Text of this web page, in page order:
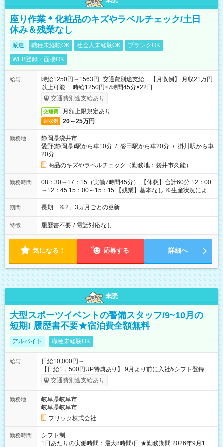
座り作業＊化粧品のキズやラベルチェック/土日
休み＆残業なし
派遣 職種未経験OK 社会人未経験OK
ブランクOK
WEB登録・面接OK
給与
時給1250円～1563円+交通費別途支給 【月収例】 月収21万円
以上可能 時給1250円×7時間45分×22日
交通費別途支給あり
交通費 月額上限規定あり
月収例 20～25万円
勤務地
静岡県袋井市
愛野(静岡県)駅から車10分 / 磐田駅から車20分 / 掛川駅から車
20分
商品のキズやラベルチェック（勤務地：袋井市久能）
勤務時間
08：30～17：15（実働7時間45分） 【休憩】合計60分 12：00
～12：45 15：00～15：15 【残業】基本なし ※生産状況によ
り、1日1時間程度発生する可能性あり
期間 長期 ※2、3ヵ月ごとの更新
特徴 履歴書不要 / 電話対応なし
気になる！ 応募する 詳細へ
未読
大型スポーツイベントの警備スタッフ/9~10月の
短期! 履歴書不要★宿泊費全額無料
アルバイト 職種未経験OK
給与
日給10,000円～
【日給1，500円UP特典あり】 9月より前に入社&シフト登録す
ると 期間中(9/16~10/23) の日給がUP! 日給1万1500円でしっか
り稼げます♪ 【試用期間】試用期間なし
交通費別途支給あり
勤務地
岐阜県岐阜市
岐阜県岐阜市
フリック株式会社
勤務時間
シフト制
1日あたりの実働時間：最大8時間/日 ★勤務期間 2026年9月16